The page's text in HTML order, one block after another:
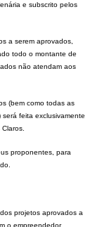
e subscrito pelos
a serem aprovados,
todo o montante de
não atendam aos
(bem como todas as
feita exclusivamente
proponentes, para
projetos aprovados a
o empreendedor